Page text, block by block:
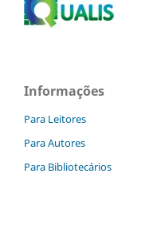
Informações
Para Leitores
Para Autores
Para Bibliotecários